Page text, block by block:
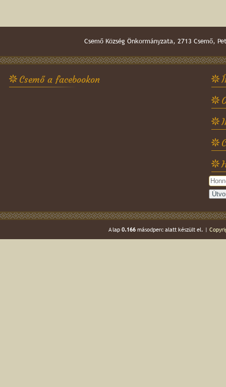
Csemő Község Önkormányzata, 2713
Csemő a facebookon
A lap 0.166másodperc alatt készült el. |